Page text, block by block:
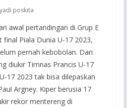
poskita
awal pertandingan di Grup E
Piala Dunia U-17 2023,
pernah kebobolan. Dari
diukir Timnas Prancis U-17
17 2023 tak bisa dilepaskan
Argney. Kiper berusia 17
rekor mentereng di